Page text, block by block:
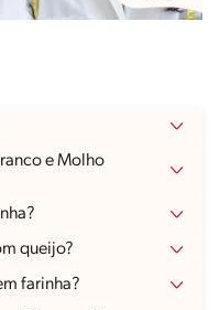
e Molho
queijo?
farinha?